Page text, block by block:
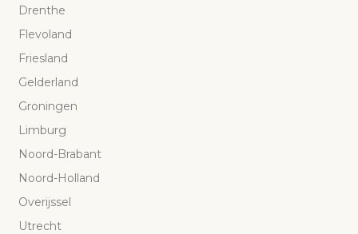
Drenthe
Flevoland
Friesland
Gelderland
Groningen
Limburg
Noord-Brabant
Noord-Holland
Overijssel
Utrecht